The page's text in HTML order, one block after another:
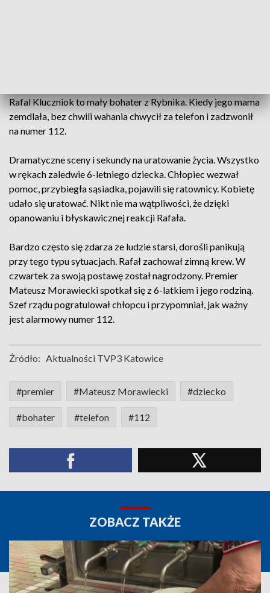
Rafal Kluczniok to mały bohater z Rybnika. Kiedy jego mama
zemdlała, bez chwili wahania chwycił za telefon i zadzwonił
na numer 112.
Dramatyczne sceny i sekundy na uratowanie życia. Wszystko
w rękach zaledwie 6-letniego dziecka. Chłopiec wezwał
pomoc, przybiegła sąsiadka, pojawili się ratownicy. Kobietę
udało się uratować. Nikt nie ma wątpliwości, że dzięki
opanowaniu i błyskawicznej reakcji Rafała.
Bardzo często się zdarza ze ludzie starsi, dorośli panikują
przy tego typu sytuacjach. Rafał zachował zimną krew. W
czwartek za swoją postawę został nagrodzony. Premier
Mateusz Morawiecki spotkał się z 6-latkiem i jego rodziną.
Szef rządu pogratulował chłopcu i przypomniał, jak ważny
jest alarmowy numer 112.
Źródło: Aktualności TVP3 Katowice
#premier #Mateusz Morawiecki #dziecko
#bohater #telefon #112
ZOBACZ TAKŻE